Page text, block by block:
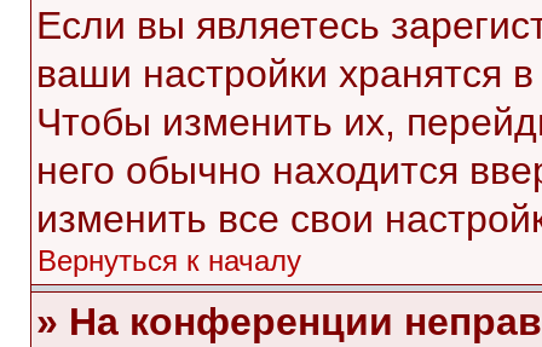
Если вы являетесь
ваши настройки хранятся
Чтобы изменить их,
него обычно находится
изменить все свои
Вернуться к началу
» На конференции